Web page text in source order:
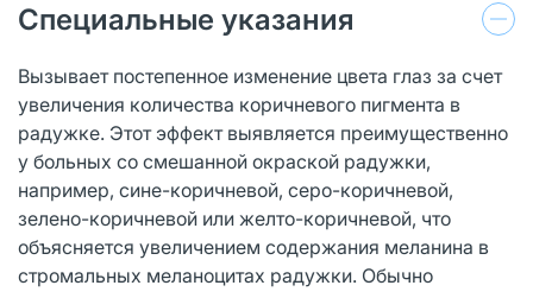
Специальные указания
Вызывает постепенное изменение цвета глаз за счет
увеличения количества коричневого пигмента в
радужке. Этот эффект выявляется преимущественно
у больных со смешанной окраской радужки,
например, сине-коричневой, серо-коричневой,
зелено-коричневой или желто-коричневой, что
объясняется увеличением содержания меланина в
стромальных меланоцитах радужки. Обычно